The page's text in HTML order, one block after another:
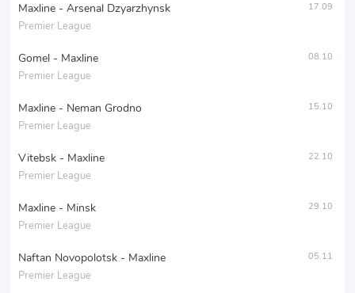
Maxline - Arsenal Dzyarzhynsk
Premier League
17.09
Gomel - Maxline
Premier League
08.10
Maxline - Neman Grodno
Premier League
15.10
Vitebsk - Maxline
Premier League
22.10
Maxline - Minsk
Premier League
29.10
Naftan Novopolotsk - Maxline
Premier League
05.11